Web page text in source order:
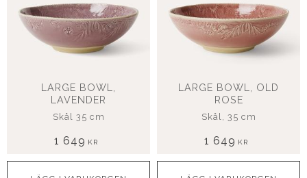
LARGE BOWL,
LAVENDER
Skål 35 cm
1 649 KR
LARGE BOWL, OLD
ROSE
Skål, 35 cm
1 649 KR